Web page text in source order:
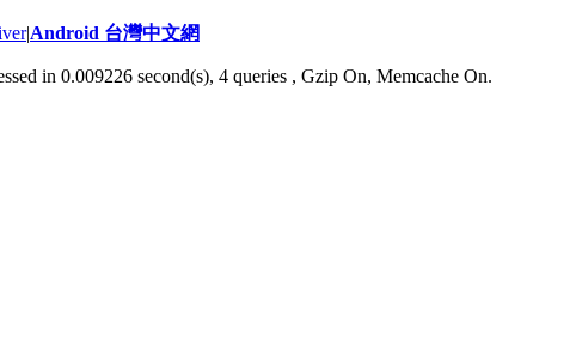
|Android 台灣中文網
in 0.009226 second(s), 4 queries , Gzip On, Memcache On.